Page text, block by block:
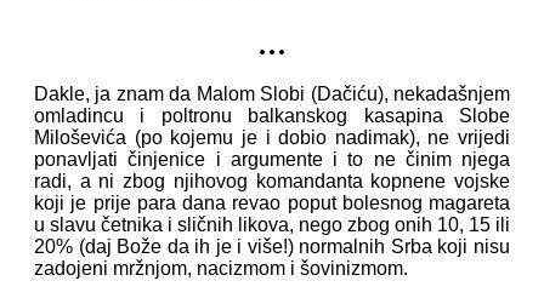
...
Dakle, ja znam da Malom Slobi (Dačiću), nekadašnjem
omladincu i poltronu balkanskog kasapina Slobe
Miloševića (po kojemu je i dobio nadimak), ne vrijedi
ponavljati činjenice i argumente i to ne činim njega
radi, a ni zbog njihovog komandanta kopnene vojske
koji je prije para dana revao poput bolesnog magareta
u slavu četnika i sličnih likova, nego zbog onih 10, 15 ili
20% (daj Bože da ih je i više!) normalnih Srba koji nisu
zadojeni mržnjom, nacizmom i šovinizmom.